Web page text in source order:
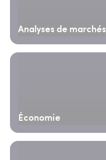
Analyses de marchés
Économie